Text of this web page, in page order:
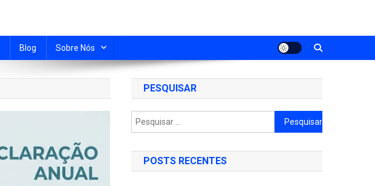
Blog Sobre Nós
PESQUISAR
Pesquisar
por:
POSTS RECENTES